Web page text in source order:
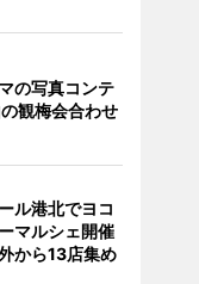
の写真コンテ
観梅会合わせ
ル港北でヨコ
マルシェ開催
から13店集め